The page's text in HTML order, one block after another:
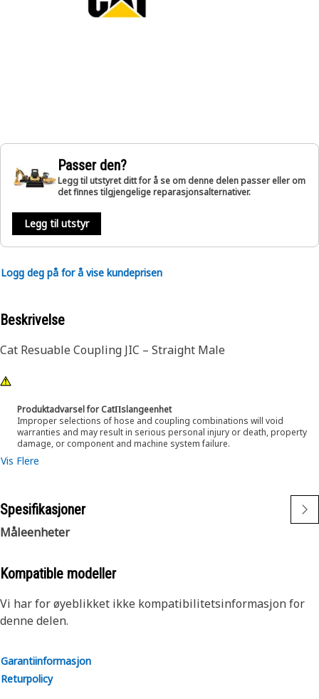
Passer den?
Legg til utstyret ditt for å se om denne delen passer eller om
det finnes tilgjengelige reparasjonsalternativer.
Legg til utstyr
Logg deg på for å vise kundeprisen
Beskrivelse
Cat Resuable Coupling JIC – Straight Male
Produktadvarsel for CatΠslangeenhet
Improper selections of hose and coupling combinations will void
warranties and may result in serious personal injury or death, property
damage, or component and machine system failure.
Vis Flere
Spesifikasjoner
Måleenheter
Kompatible modeller
Vi har for øyeblikket ikke kompatibilitetsinformasjon for
denne delen.
Garantiinformasjon
Returpolicy